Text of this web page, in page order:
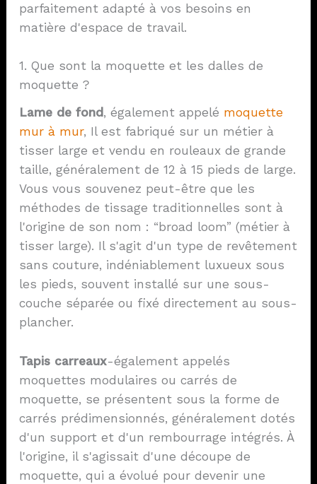
parfaitement adapté à vos besoins en
matière d'espace de travail.
1. Que sont la moquette et les dalles de
moquette ?
Lame de fond , également appelé moquette
mur à mur, Il est fabriqué sur un métier à
tisser large et vendu en rouleaux de grande
taille, généralement de 12 à 15 pieds de large.
Vous vous souvenez peut-être que les
méthodes de tissage traditionnelles sont à
l'origine de son nom : “broad loom” (métier à
tisser large). Il s'agit d'un type de revêtement
sans couture, indéniablement luxueux sous
les pieds, souvent installé sur une sous-
couche séparée ou fixé directement au sous-
plancher.
Tapis carreaux-également appelés
moquettes modulaires ou carrés de
moquette, se présentent sous la forme de
carrés prédimensionnés, généralement dotés
d'un support et d'un rembourrage intégrés. À
l'origine, il s'agissait d'une découpe de
moquette, qui a évolué pour devenir une